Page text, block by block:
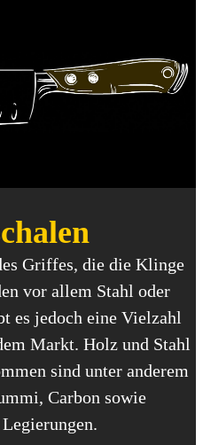
Griffes, die die Klinge
vor allem Stahl oder
es jedoch eine Vielzahl
Markt. Holz und Stahl
sind unter anderem
Carbon sowie